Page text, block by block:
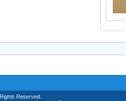
Reserved.